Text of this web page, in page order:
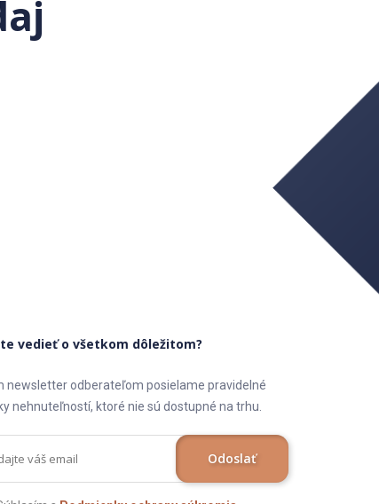
vedieť o všetkom dôležitom?
newsletter odberateľom posielame pravidelné
nehnuteľností, ktoré nie sú dostupné na trhu.
Odoslať